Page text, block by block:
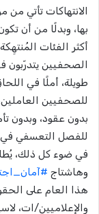
الانتهاكات تأتي
بها، وبدلًا من أن
أكثر الفئات
الصحفيين
طويلة، أملًا في
للصحفيين
بدون عقود، وبدون
للفصل التعسفي
في ضوء كل ذلك،
وهاشتاج
هذا العام على
والإعلاميين/ات،